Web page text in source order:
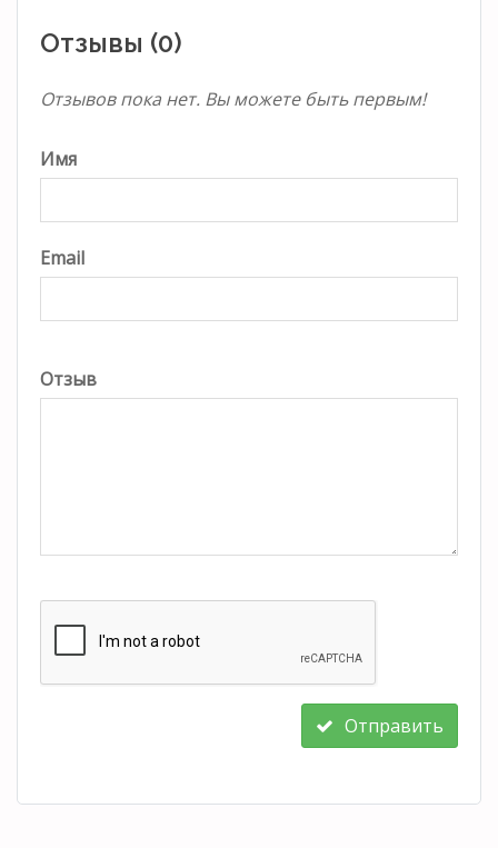
Отзывы (0)
Отзывов пока нет. Вы можете быть первым!
Имя
Email
Отзыв
Отправить